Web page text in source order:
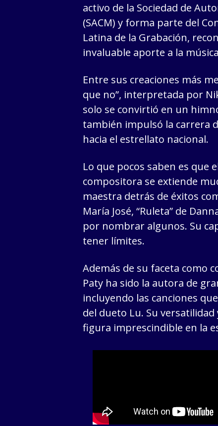
activo de la Sociedad de
(SACM) y forma parte del
Latina de la Grabación,
invaluable aporte a la
Entre sus creaciones más
que no”, interpretada por
solo se convirtió en un
también impulsó la carrera
hacia el estrellato nacional.
Lo que pocos saben es que
compositora se extiende
maestra detrás de éxitos
María José, “Ruleta” de
por nombrar algunos. Su
tener límites.
Además de su faceta como
Paty ha sido la autora de
incluyendo las canciones
del dueto Lu. Su
figura imprescindible en la